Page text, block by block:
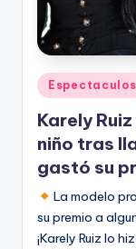
Publicado
en
Espectaculos
Karely
niño tras
gastó su
La modelo
su premio a
¡Karely Ruiz lo